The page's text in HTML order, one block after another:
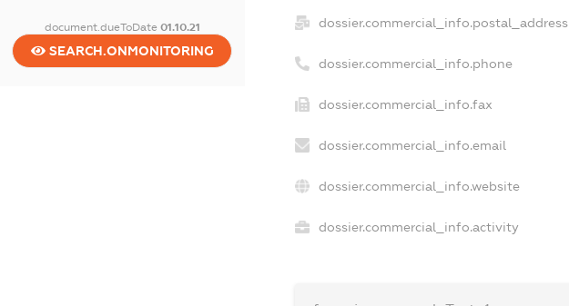
document.dueToDate 01.10.21
SEARCH.ONMONITORING
dossier.commercial_info.postal_address
dossier.commercial_info.phone
dossier.commercial_info.fax
dossier.commercial_info.email
dossier.commercial_info.website
dossier.commercial_info.activity